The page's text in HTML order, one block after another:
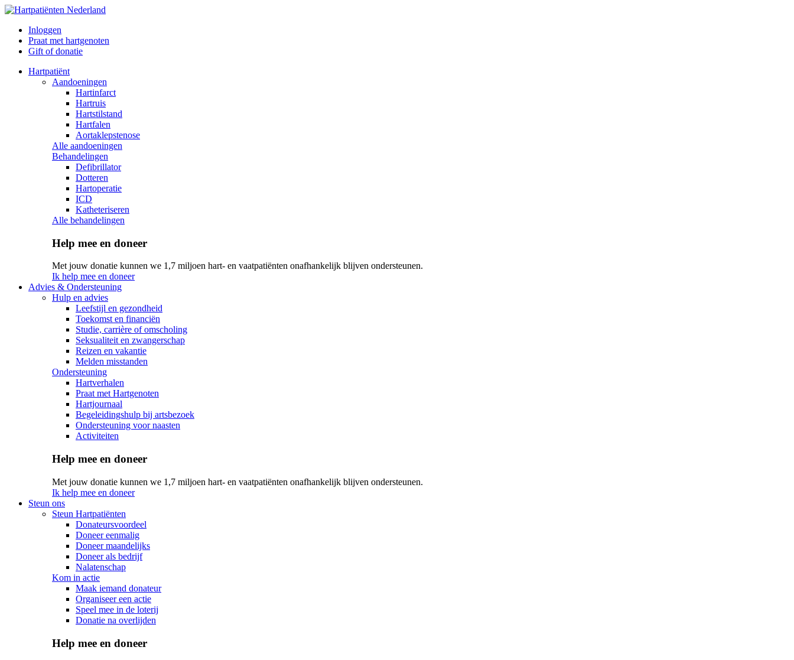
Inloggen
Praat met hartgenoten
Gift of donatie
Hartpatiënt
Aandoeningen
Hartinfarct
Hartruis
Hartstilstand
Hartfalen
Aortaklepstenose
Alle aandoeningen
Behandelingen
Defibrillator
Dotteren
Hartoperatie
ICD
Katheteriseren
Alle behandelingen
Help mee en doneer
Met jouw donatie kunnen we 1,7 miljoen hart- en vaatpatiënten onafhankelijk blijven ondersteunen.
Ik help mee en doneer
Advies & Ondersteuning
Hulp en advies
Leefstijl en gezondheid
Toekomst en financiën
Studie, carrière of omscholing
Seksualiteit en zwangerschap
Reizen en vakantie
Melden misstanden
Ondersteuning
Hartverhalen
Praat met Hartgenoten
Hartjournaal
Begeleidingshulp bij artsbezoek
Ondersteuning voor naasten
Activiteiten
Help mee en doneer
Met jouw donatie kunnen we 1,7 miljoen hart- en vaatpatiënten onafhankelijk blijven ondersteunen.
Ik help mee en doneer
Steun ons
Steun Hartpatiënten
Donateursvoordeel
Doneer eenmalig
Doneer maandelijks
Doneer als bedrijf
Nalatenschap
Kom in actie
Maak iemand donateur
Organiseer een actie
Speel mee in de loterij
Donatie na overlijden
Help mee en doneer